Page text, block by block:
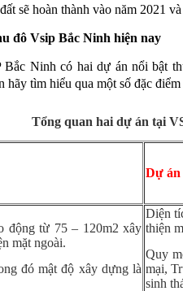
sẽ hoàn thành vào năm 2021
đô Vsip Bắc Ninh hiện nay
Ninh có hai dự án nổi bật
tìm hiểu qua một số đặc
Tổng quan hai dự án tại
Dự án
động từ 75 – 120m2 xây
mặt ngoài.
đó mật độ xây dựng là
Diện
thiện
Quy
mại,
sinh